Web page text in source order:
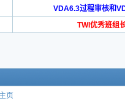
VDA6.3过程审核和
TWI优秀班组
主页